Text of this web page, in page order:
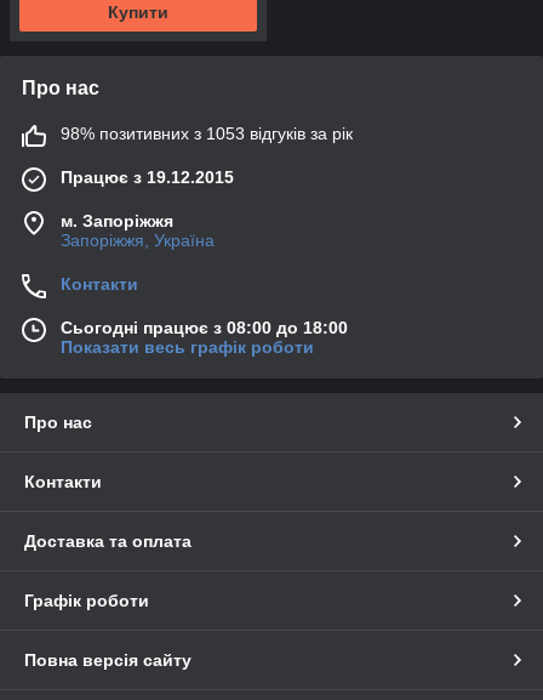
Купити
Про нас
98% позитивних з 1053 відгуків за рік
Працює з 19.12.2015
м. Запоріжжя
Запоріжжя, Україна
Контакти
Сьогодні працює з 08:00 до 18:00
Показати весь графік роботи
Про нас
Контакти
Доставка та оплата
Графік роботи
Повна версія сайту